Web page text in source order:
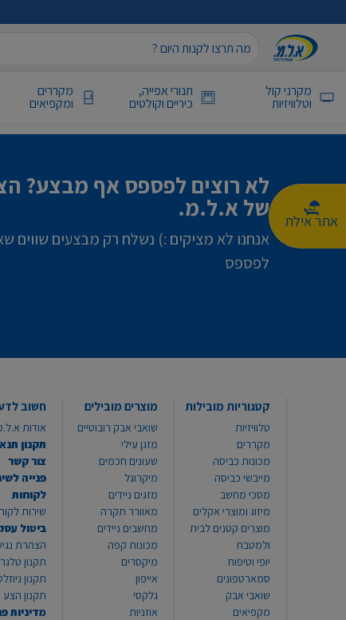
אתר אילת
מקרני קול
וטלוויזיות
תנורי אפייה,
כיריים וקולטים
מקררים
ומקפיאים
לא רוצים לפספס אף מבצע?
של א.ל.מ.
אנחנו לא מציקים :) נשלח רק מבצעים שווים
לפספס
קטגוריות מובילות
טלוויזיות
מקררים
מכונות כביסה
מייבשי כביסה
מסכי מחשב
מיזוג ומוצרי אקלים
מוצרים קטנים לבית
ולמטבח
יופי וטיפוח
סמארטפונים
שואבי אבק
מקפיאים
מוצרים מובילים
שואבי אבק רובוטיים
מזגן עילי
שעונים חכמים
מיקרוגל
מזגים ניידים
מאוורר תקרה
מחשבים ניידים
מכונות קפה
מיקסרים
אייפון
גלקסי
אוזניות
חשוב
אודות
תקנון
צור קשר
פנייה
לקוחות
שירות לקוחות
ביטול
הצהרת
תקנון
תקנון
תקנון הצע
מדיניות